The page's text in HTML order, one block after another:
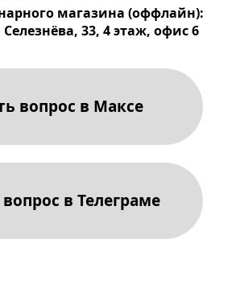
магазина (оффлайн):
33, 4 этаж, офис 6
вопрос в Максе
в Телеграме